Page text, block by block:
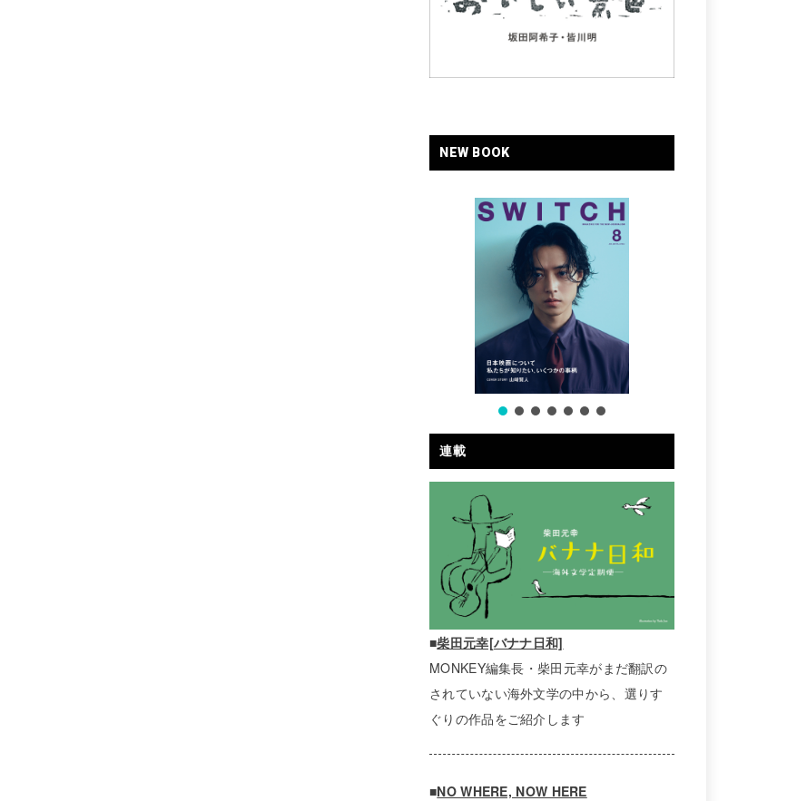
NEW BOOK
連載
■柴田元幸[バナナ日和]
MONKEY編集長・柴田元幸がまだ翻訳の
されていない海外文学の中から、選りす
ぐりの作品をご紹介します
■NO WHERE, NOW HERE